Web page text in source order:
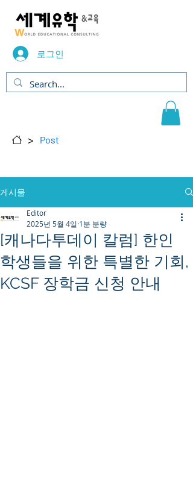
로그인
> Post
게시물
[캐나다투데이 칼럼] 한인
학생들을 위한 특별한 기회,
KCSF 장학금 신청 안내
Editor
2025년 5월 4일 1분 분량